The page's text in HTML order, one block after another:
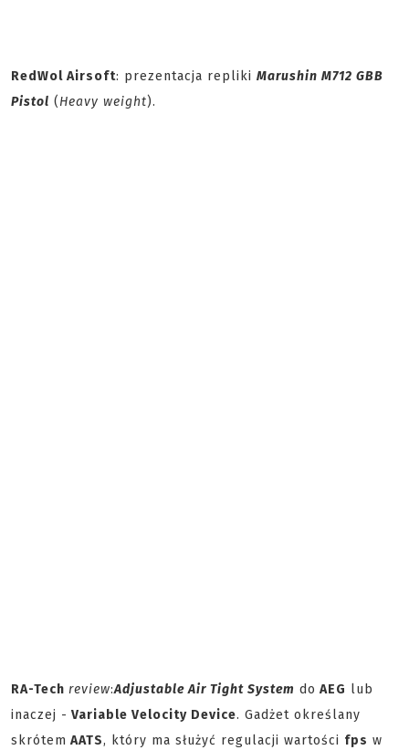
RedWol Airsoft: prezentacja repliki Marushin M712 GBB
Pistol (Heavy weight).
RA-Tech review:Adjustable Air Tight System do AEG lub
inaczej - Variable Velocity Device. Gadżet określany
skrótem AATS, który ma służyć regulacji wartości fps w